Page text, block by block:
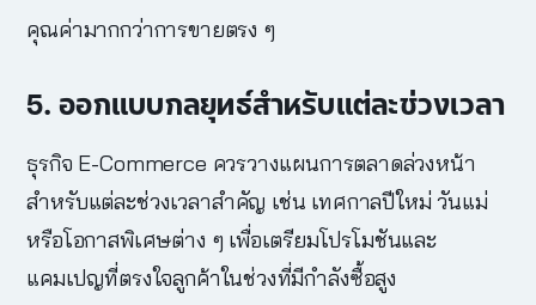
คุณค่ามากกว่าการขายตรง ๆ
5. ออกแบบกลยุทธ์สำหรับแต่ละช่วงเวลา
ธุรกิจ E-Commerce ควรวางแผนการตลาดล่วงหน้า
สำหรับแต่ละช่วงเวลาสำคัญ เช่น เทศกาลปีใหม่ วันแม่
หรือโอกาสพิเศษต่าง ๆ เพื่อเตรียมโปรโมชันและ
แคมเปญที่ตรงใจลูกค้าในช่วงที่มีกำลังซื้อสูง